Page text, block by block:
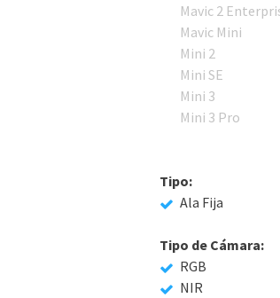
Mavic 2
Mavic Mini
Mini 2
Mini SE
Mini 3
Mini 3 Pro
Tipo:
Ala Fija
Tipo de Cámara:
RGB
NIR